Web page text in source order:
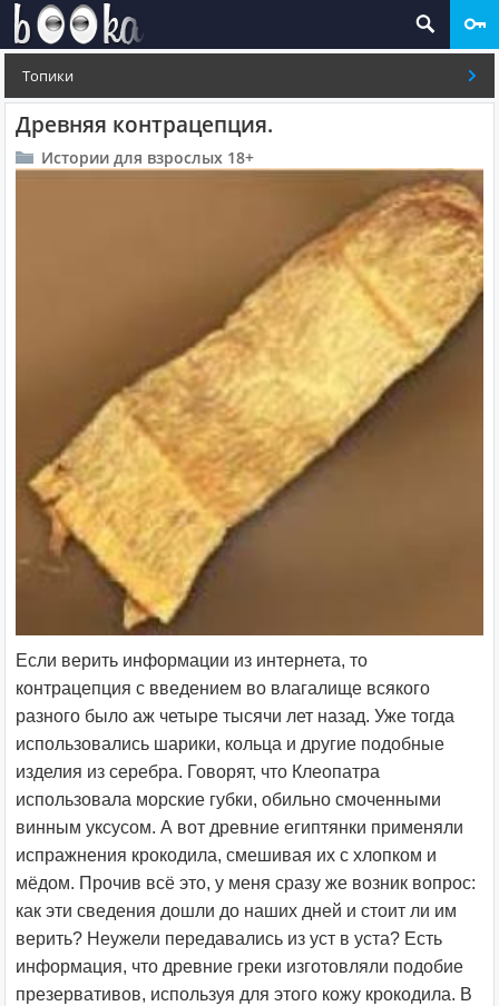
Топики
Древняя контрацепция.
Истории для взрослых 18+
Если верить информации из интернета, то
контрацепция с введением во влагалище всякого
разного было аж четыре тысячи лет назад. Уже тогда
использовались шарики, кольца и другие подобные
изделия из серебра. Говорят, что Клеопатра
использовала морские губки, обильно смоченными
винным уксусом. А вот древние египтянки применяли
испражнения крокодила, смешивая их с хлопком и
мёдом. Прочив всё это, у меня сразу же возник вопрос:
как эти сведения дошли до наших дней и стоит ли им
верить? Неужели передавались из уст в уста? Есть
информация, что древние греки изготовляли подобие
презервативов, используя для этого кожу крокодила. В